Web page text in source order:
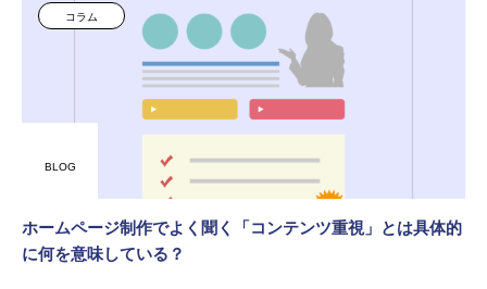
コラム
BLOG
ホームページ制作でよく聞く「コンテンツ重視」とは具体的
に何を意味している？